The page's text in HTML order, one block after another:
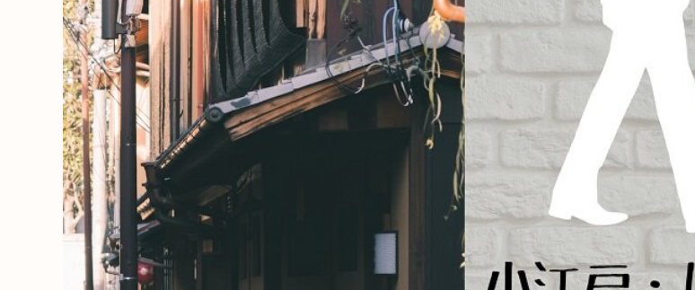
「コト」
子育て
暮らし
おすすめ
スポット
学び・教育
「場」
HAREL
活用事例